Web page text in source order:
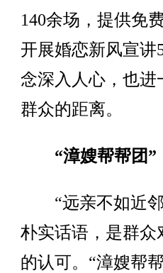
140余场，提供免
开展婚恋新风宣讲
念深入人心，也进
群众的距离。
“漳嫂帮帮团
“远亲不如近邻
朴实话语，是群众
的认可。“漳嫂帮